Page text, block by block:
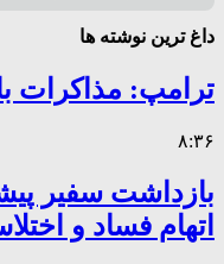
داغ ترین نوشته ها
ترامپ: مذاکرات
۸:۳۶
بازداشت سفیر
اتهام فساد و